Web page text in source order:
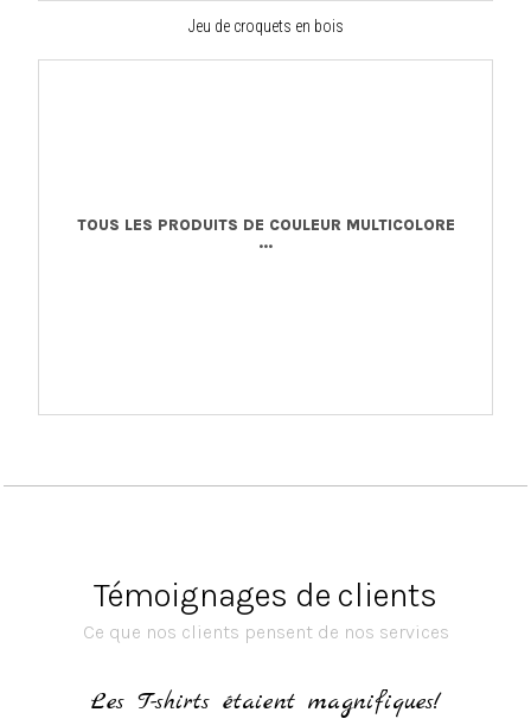
Jeu de croquets en bois
TOUS LES PRODUITS DE COULEUR MULTICOLORE
...
Témoignages de clients
Ce que nos clients pensent de nos services
Les T-shirts étaient magnifiques!